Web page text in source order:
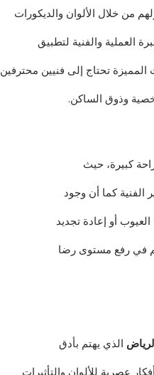
من خلال الألوان والديكورات
العملية والفنية لتطبيق
المميزة تحتاج إلى فنيين محترفين
وذوق الساكن.
كبيرة، حيث
الفنية كما أن وجود
أو إعادة تجديد
في رفع مستوى رضا
الذي يهتم بأدق
عصرية للألوان والتأثيرات